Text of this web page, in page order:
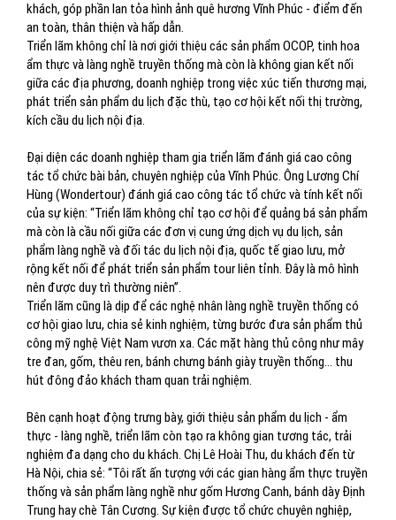
khách, góp phần lan tỏa hình ảnh quê hương Vĩnh Phúc - điểm đến
an toàn, thân thiện và hấp dẫn.
Triển lãm không chỉ là nơi giới thiệu các sản phẩm OCOP, tinh hoa
ẩm thực và làng nghề truyền thống mà còn là không gian kết nối
giữa các địa phương, doanh nghiệp trong việc xúc tiến thương mại,
phát triển sản phẩm du lịch đặc thù, tạo cơ hội kết nối thị trường,
kích cầu du lịch nội địa.
Đại diện các doanh nghiệp tham gia triển lãm đánh giá cao công
tác tổ chức bài bản, chuyên nghiệp của Vĩnh Phúc. Ông Lương Chí
Hùng (Wondertour) đánh giá cao công tác tổ chức và tính kết nối
của sự kiện: “Triển lãm không chỉ tạo cơ hội để quảng bá sản phẩm
mà còn là cầu nối giữa các đơn vị cung ứng dịch vụ du lịch, sản
phẩm làng nghề và đối tác du lịch nội địa, quốc tế giao lưu, mở
rộng kết nối để phát triển sản phẩm tour liên tỉnh. Đây là mô hình
nên được duy trì thường niên”.
Triển lãm cũng là dịp để các nghệ nhân làng nghề truyền thống có
cơ hội giao lưu, chia sẻ kinh nghiệm, từng bước đưa sản phẩm thủ
công mỹ nghệ Việt Nam vươn xa. Các mặt hàng thủ công như mây
tre đan, gốm, thêu ren, bánh chưng bánh giày truyền thống… thu
hút đông đảo khách tham quan trải nghiệm.
Bên cạnh hoạt động trưng bày, giới thiệu sản phẩm du lịch - ẩm
thực - làng nghề, triển lãm còn tạo ra không gian tương tác, trải
nghiệm đa dạng cho du khách. Chị Lê Hoài Thu, du khách đến từ
Hà Nội, chia sẻ: “Tôi rất ấn tượng với các gian hàng ẩm thực truyền
thống và sản phẩm làng nghề như gốm Hương Canh, bánh dày Định
Trung hay chè Tân Cương. Sự kiện được tổ chức chuyên nghiệp,